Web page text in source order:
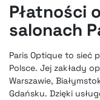
Płatności
salonach
Paris Optique to sieć
Polsce. Jej zakłady
Warszawie,
Gdańsku. Dzięki